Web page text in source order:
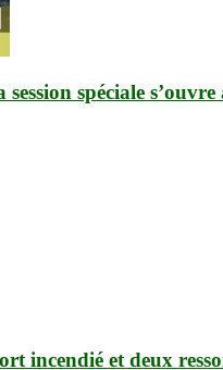
spéciale
incendié et deux